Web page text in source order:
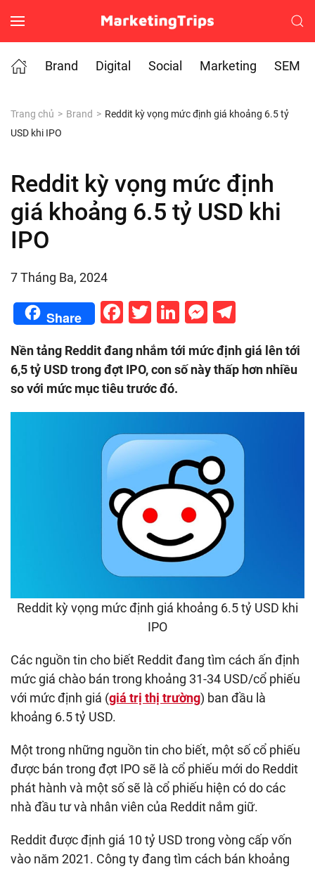
Skip to main content
Brand
Digital Social Marketing SEM
Trang chủ Brand
Reddit kỳ vọng mức định giá khoảng 6.5 tỷ
USD khi IPO
Reddit kỳ vọng mức định
giá khoảng 6.5 tỷ USD khi
IPO
7 Tháng Ba, 2024
Share Facebook
Twitter
LinkedIn
Nền tảng Reddit đang nhắm tới mức định giá lên tới
6,5 tỷ USD trong đợt IPO, con số này thấp hơn nhiều
so với mức mục tiêu trước đó.
Reddit kỳ vọng mức định giá khoảng 6.5 tỷ USD khi
IPO
Các nguồn tin cho biết Reddit đang tìm cách ấn định
mức giá chào bán trong khoảng 31-34 USD/cổ phiếu
với mức định giá (giá trị thị trường) ban đầu là
khoảng 6.5 tỷ USD.
Một trong những nguồn tin cho biết, một số cổ phiếu
được bán trong đợt IPO sẽ là cổ phiếu mới do Reddit
phát hành và một số sẽ là cổ phiếu hiện có do các
nhà đầu tư và nhân viên của Reddit nắm giữ.
Reddit được định giá 10 tỷ USD trong vòng cấp vốn
vào năm 2021. Công ty đang tìm cách bán khoảng